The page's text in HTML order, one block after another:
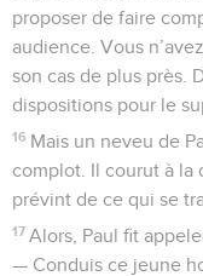
proposer de faire
audience. Vous
son cas de plus près.
dispositions pour le
16 Mais un neveu de
complot. Il courut à la
prévint de ce qui se
17 Alors, Paul fit
— Conduis ce jeune